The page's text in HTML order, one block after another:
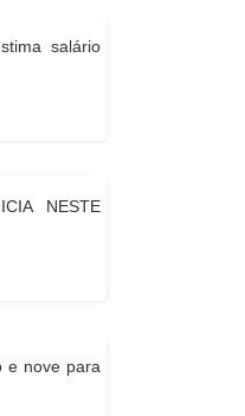
salário
NESTE
e nove para